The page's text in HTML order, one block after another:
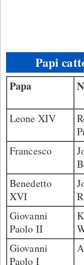
Papi
Papa
Leone XIV
Francesco
Benedetto
XVI
Giovanni
Paolo II
Giovanni
Paolo I